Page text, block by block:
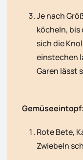
Je nach
köcheln, bis
sich die
einstechen
Garen lässt
Gemüseeintopf:
Rote Bete,
Zwiebeln